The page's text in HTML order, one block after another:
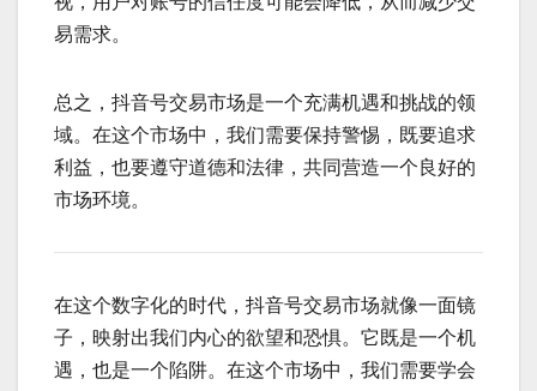
易需求。
总之，抖音号交易市场是一个充满机遇和挑战的领
域。在这个市场中，我们需要保持警惕，既要追求
利益，也要遵守道德和法律，共同营造一个良好的
市场环境。
在这个数字化的时代，抖音号交易市场就像一面镜
子，映射出我们内心的欲望和恐惧。它既是一个机
遇，也是一个陷阱。在这个市场中，我们需要学会